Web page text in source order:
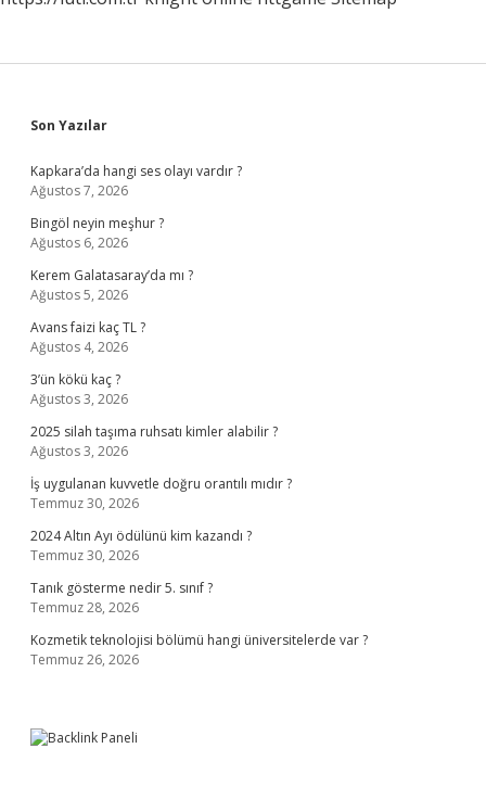
Sidebar
Son Yazılar
Kapkara’da hangi ses olayı vardır ?
Ağustos 7, 2026
Bingöl neyin meşhur ?
Ağustos 6, 2026
Kerem Galatasaray’da mı ?
Ağustos 5, 2026
Avans faizi kaç TL ?
Ağustos 4, 2026
3’ün kökü kaç ?
Ağustos 3, 2026
2025 silah taşıma ruhsatı kimler alabilir ?
Ağustos 3, 2026
İş uygulanan kuvvetle doğru orantılı mıdır ?
Temmuz 30, 2026
2024 Altın Ayı ödülünü kim kazandı ?
Temmuz 30, 2026
Tanık gösterme nedir 5. sınıf ?
Temmuz 28, 2026
Kozmetik teknolojisi bölümü hangi üniversitelerde var ?
Temmuz 26, 2026